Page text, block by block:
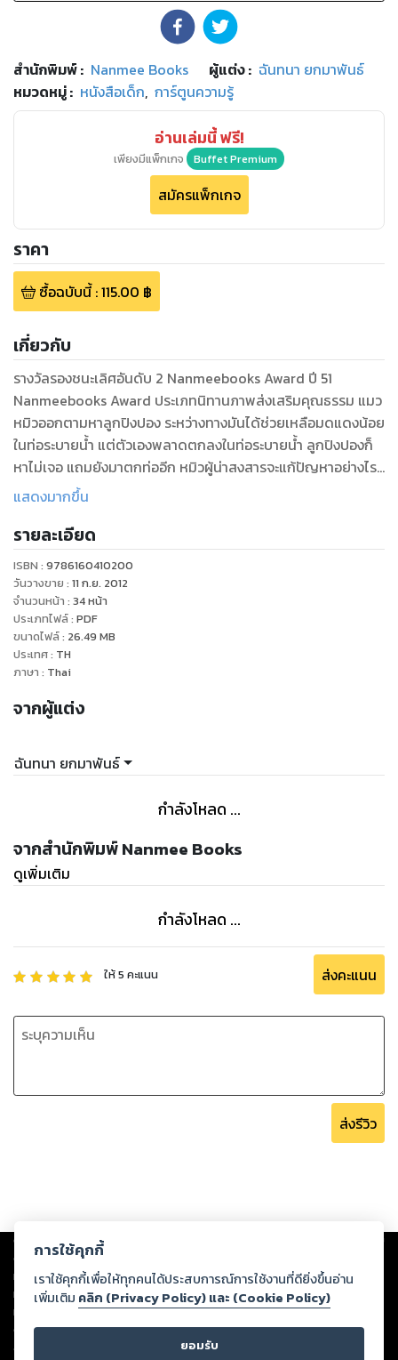
สำนักพิมพ์: Nanmee Books ผู้แต่ง : ฉันทนา ยกมาพันธ์
หมวดหมู่: หนังสือเด็ก, การ์ตูนความรู้
อ่านเล่มนี้ ฟรี!
เพียงมีแพ็กเกจ Buffet Premium
สมัครแพ็กเกจ
ราคา
ซื้อฉบับนี้:115.00 ฿
เกี่ยวกับ
รางวัลรองชนะเลิศอันดับ 2 Nanmeebooks Award ปี 51
Nanmeebooks Award ประเภทนิทานภาพส่งเสริมคุณธรรม แมว
หมิวออกตามหาลูกปิงปอง ระหว่างทางมันได้ช่วยเหลือมดแดงน้อย
ในท่อระบายน้ำ แต่ตัวเองพลาดตกลงในท่อระบายน้ำ ลูกปิงปองก็
หาไม่เจอ แถมยังมาตกท่ออีก หมิวผู้น่าสงสารจะแก้ปัญหาอย่างไร
ดีนะ
แสดงมากขึ้น
รายละเอียด
ISBN : 9786160410200
วันวางขาย : 11 ก.ย. 2012
จำนวนหน้า : 34หน้า
ประเภทไฟล์: PDF
ขนาดไฟล์: 26.49 MB
ประเทศ: TH
ภาษา : Thai
จากผู้แต่ง
ฉันทนา ยกมาพันธ์
กำลังโหลด ...
จากสำนักพิมพ์ Nanmee Books
ดูเพิ่มเติม
กำลังโหลด ...
ให้5 คะแนน ส่งคะแนน
ส่งรีวิว
Copyright © 2026
ต่อผลงานหรือเนื้อหาใดที่อัปโหลดผ่านเว็บไซต์และปรากฏว่าละเมิดสิทธิใน
ทรัพย์สินทางปัญญาของบุคคลอื่นหรือขัดต่อกฎหมายและศีลธรรม ดังนั้น ผู้อ่าน
ทุกท่านโปรดใช้วิจารณญาณในการกลั่นกรองด้วยตนเอง และหากท่านพบว่าส่วน
หนึ่งส่วนใดขัดต่อกฎหมายและศีลธรรม กรุณาแจ้งมายังบริษัท เพื่อทีมงานจะได้
ดำเนินการในทันที ทั้งนี้ ทางสตอรี่ล็อกขอสงวนลิขสิทธิ์ตามพระราชบัญญัติ
ลิขสิทธิ์ พ.ศ. 2537 (ฉบับล่าสุด)
การใช้คุกกี้
เราใช้คุกกี้เพื่อให้ทุกคนได้ประสบการณ์การใช้งานที่ดียิ่งขึ้นอ่าน
เพิ่มเติม คลิก (Privacy Policy) และ (Cookie Policy)
ยอมรับ